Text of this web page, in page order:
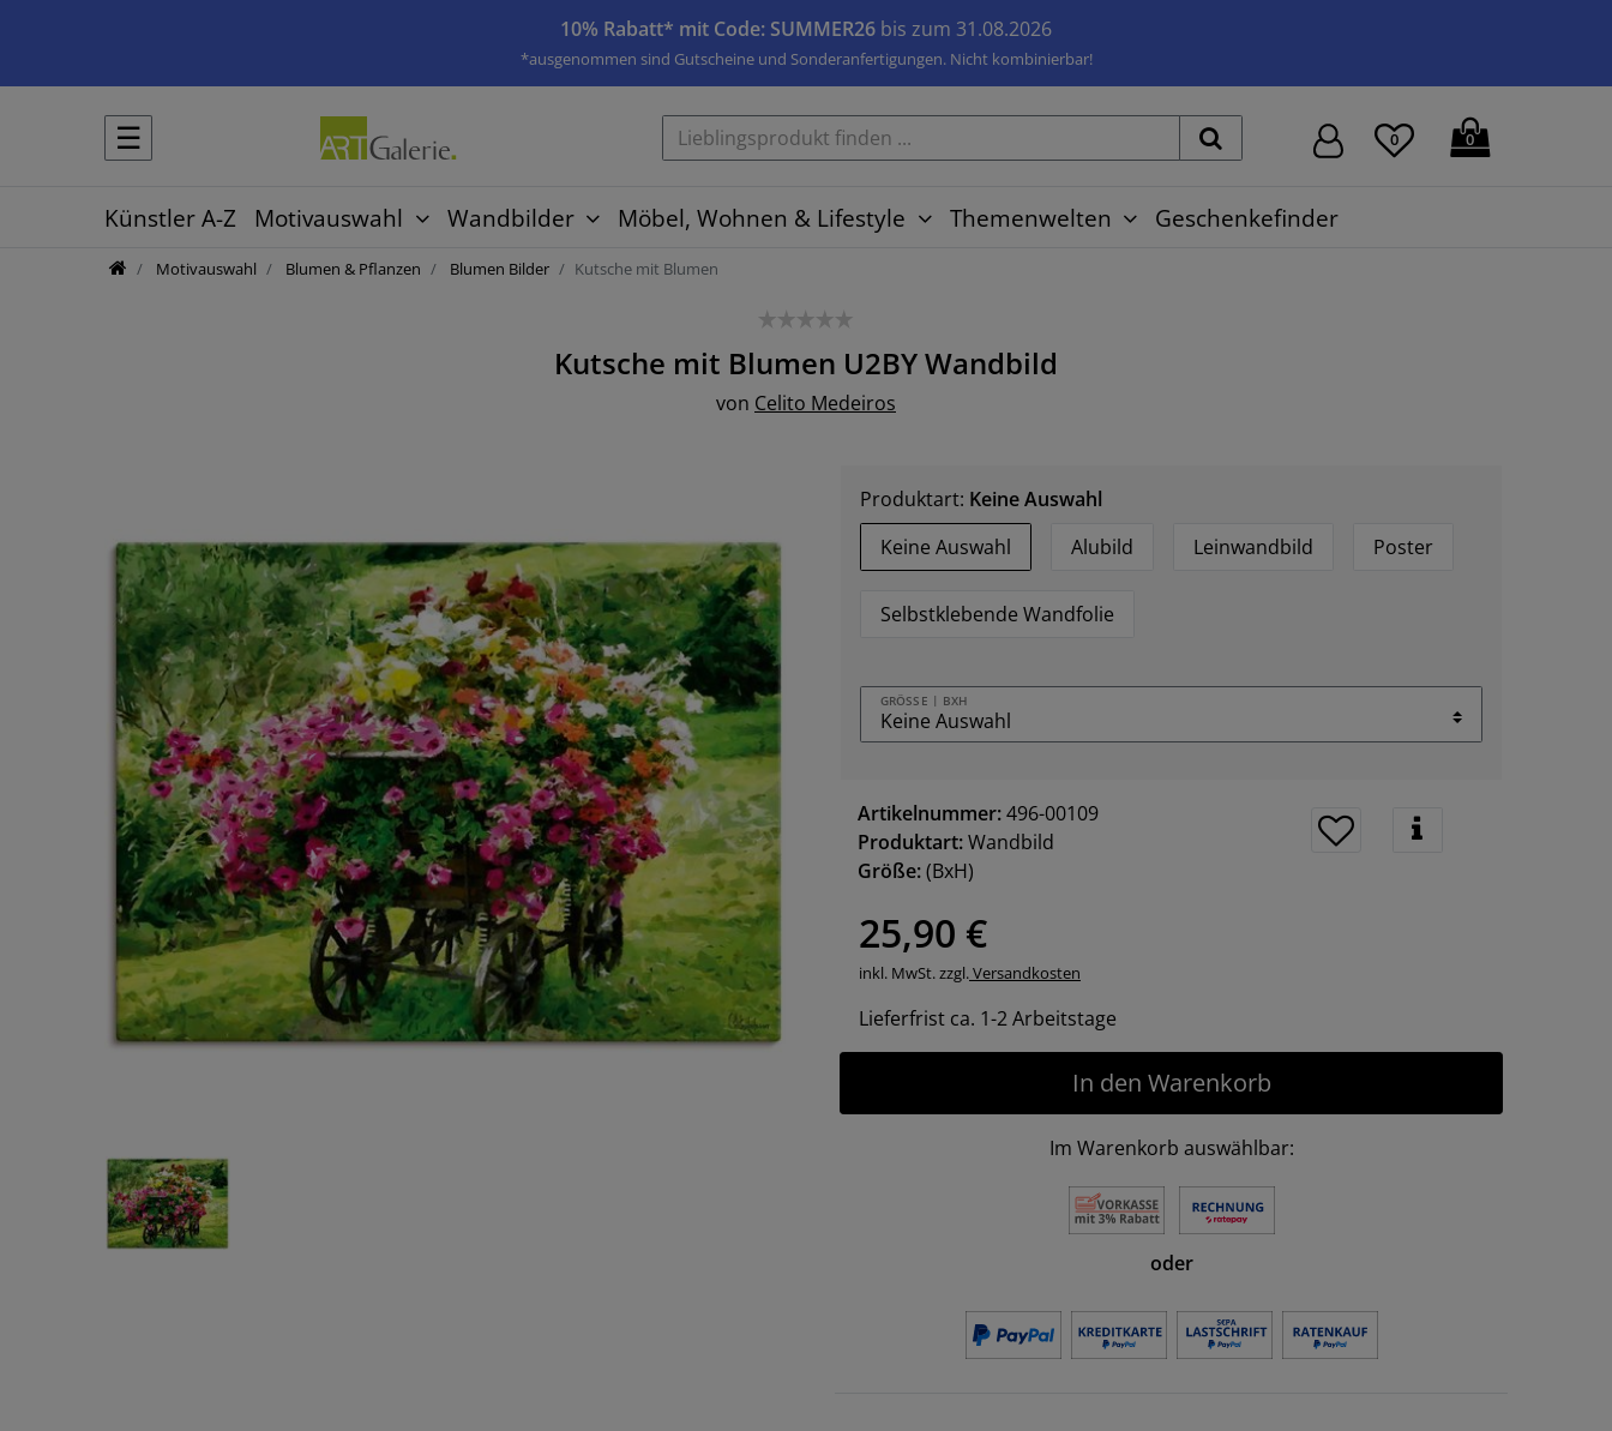
10% Rabatt* mit Code: SUMMER26 bis zum 31.08.2026
*ausgenommen sind Gutscheine und Sonderanfertigungen. Nicht kombinierbar!
☰ 0 0
Künstler A-Z Motivauswahl Wandbilder Möbel, Wohnen & Lifestyle Themenwelten Geschenkefinder
Motivauswahl Blumen & Pflanzen Blumen Bilder Kutsche mit Blumen
Kutsche mit Blumen U2BYWandbild
von Celito Medeiros
Produktart: Keine Auswahl
Keine Auswahl
Alubild Leinwandbild Poster
Selbstklebende Wandfolie
GRÖSSE | BXH
Artikelnummer:496-00109
Produktart:Wandbild
Größe:(BxH)
25,90 €
inkl. MwSt. zzgl. Versandkosten
Lieferfrist ca. 1-2 Arbeitstage
In den Warenkorb
Im Warenkorb auswählbar:
oder